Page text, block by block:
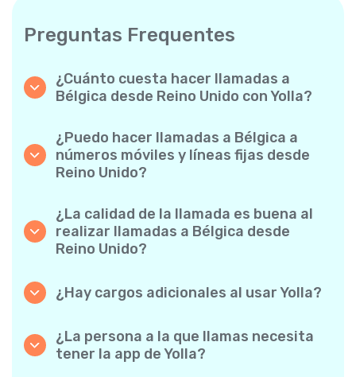
Preguntas Frequentes
¿Cuánto cuesta hacer llamadas a
Bélgica desde Reino Unido con Yolla?
para llamadas a Bélgica. Simplemente
consulta las tarifas más recientes en la app:
sin cargos ocultos, sin sorpresas.
¿Puedo hacer llamadas a Bélgica a
números móviles y líneas fijas desde
Reino Unido?
móviles como a líneas fijas a Bélgica con
facilidad.
¿La calidad de la llamada es buena al
realizar llamadas a Bélgica desde
Reino Unido?
conversaciones suenan como si fuesen
¿Hay cargos adicionales al usar Yolla?
minuto transparentes y cero cargos ocultos:
ni suscripciones mensuales obligatorias ni
cargos de conexión.
¿La persona a la que llamas necesita
tener la app de Yolla?